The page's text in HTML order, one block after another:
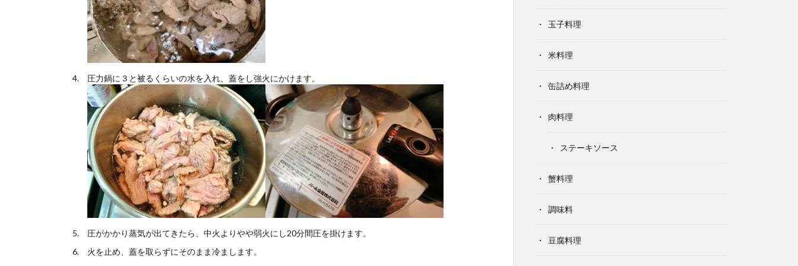
圧力鍋に３と被るくらいの水を入れ、蓋をし強火にかけます。
圧がかかり蒸気が出てきたら、中火よりやや弱火にし20分間圧を掛けます。
火を止め、蓋を取らずにそのまま冷まします。
玉子料理
米料理
缶詰め料理
肉料理
ステーキソース
蟹料理
調味料
豆腐料理